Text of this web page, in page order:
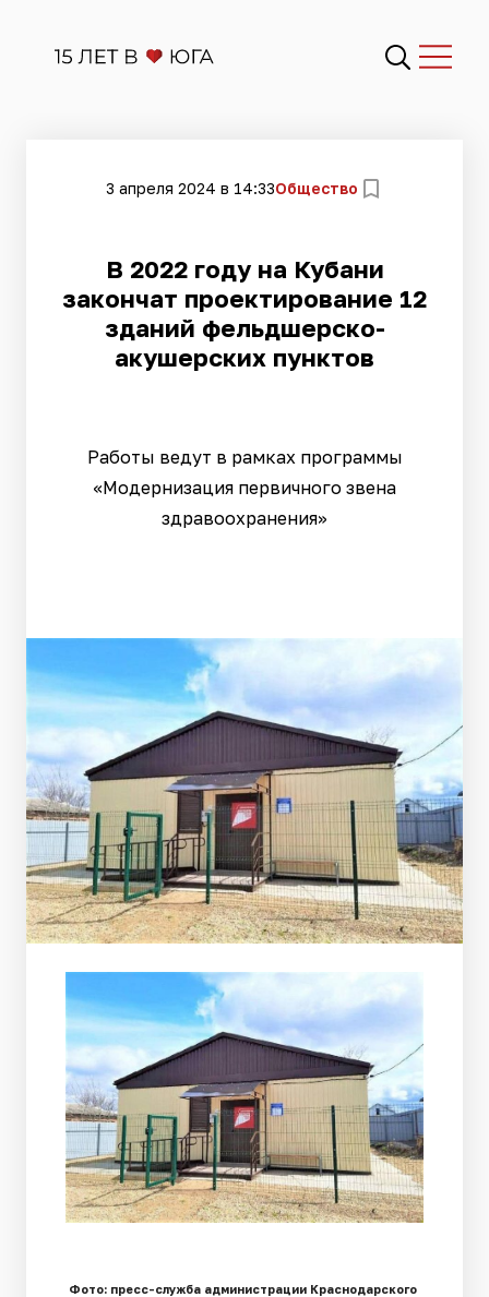
3 апреля 2024 в 14:33Общество
В 2022 году на Кубани
закончат проектирование 12
зданий фельдшерско-
акушерских пунктов
Работы ведут в рамках программы
«Модернизация первичного звена
здравоохранения»
Фото: пресс-служба администрации Краснодарского